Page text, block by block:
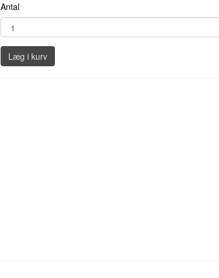
Antal
Læg i kurv